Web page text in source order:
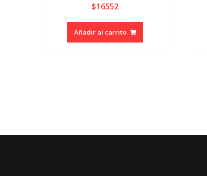
$16552
Añadir al carrito